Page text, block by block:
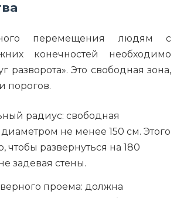
перемещения людям с
конечностей необходимо
разворота». Это свободная зона,
порогов.
радиус: свободная
не менее 150 см. Этого
чтобы развернуться на 180
задевая стены.
проема: должна